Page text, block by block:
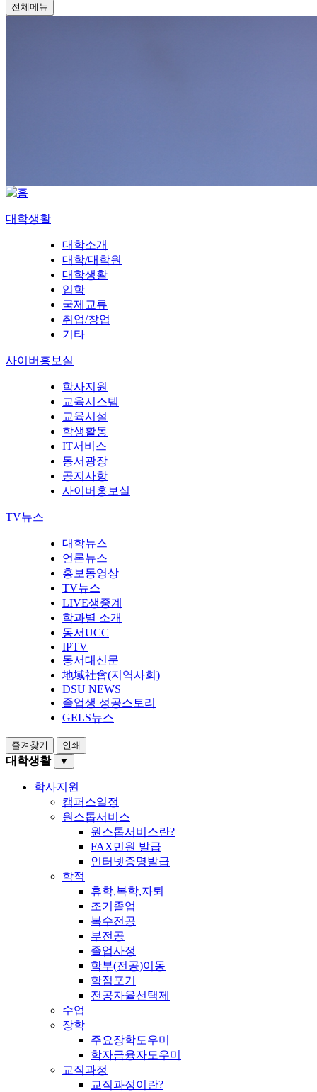
전체메뉴
대학생활
대학소개
대학/대학원
대학생활
입학
국제교류
취업/창업
기타
사이버홍보실
학사지원
교육시스템
교육시설
학생활동
IT서비스
동서광장
공지사항
사이버홍보실
TV뉴스
대학뉴스
언론뉴스
홍보동영상
TV뉴스
LIVE생중계
학과별 소개
동서UCC
IPTV
동서대신문
地域社會(지역사회)
DSU NEWS
졸업생 성공스토리
GELS뉴스
즐겨찾기 인쇄
대학생활 ▼
학사지원
캠퍼스일정
원스톱서비스
원스톱서비스란?
FAX민원 발급
인터넷증명발급
학적
휴학,복학,자퇴
조기졸업
복수전공
부전공
졸업사정
학부(전공)이동
학점포기
전공자율선택제
수업
장학
주요장학도우미
학자금융자도우미
교직과정
교직과정이란?